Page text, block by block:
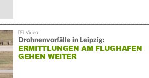
Drohnenvorfälle in Leipzig:
ERMITTLUNGEN AM FLUGHAFEN
GEHEN WEITER